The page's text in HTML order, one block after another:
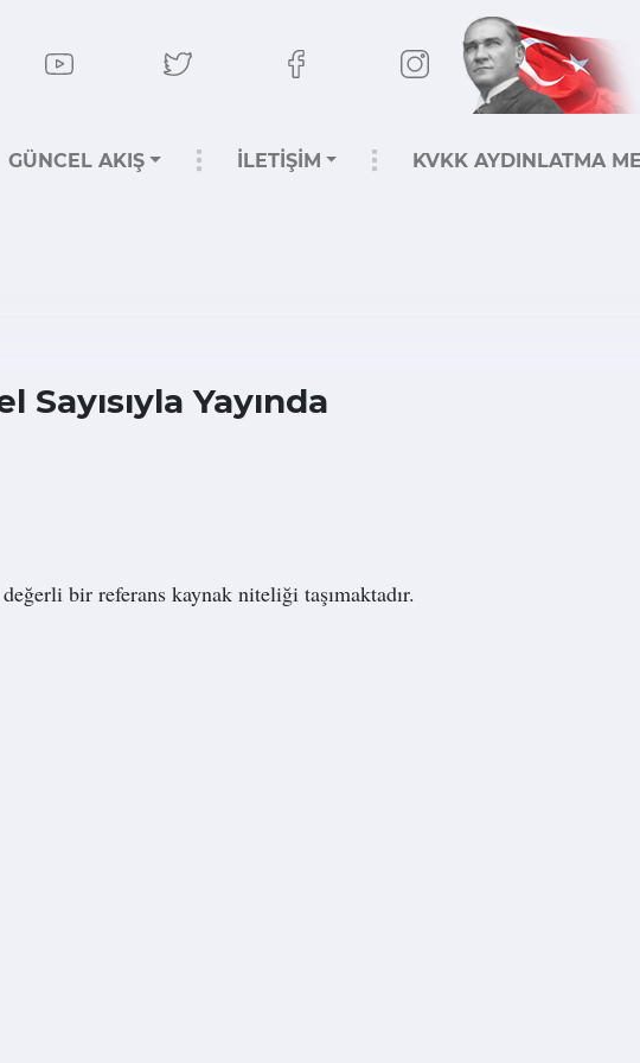
GÜNCEL AKIŞ İLETİŞİM KVKK AYDINLATMA
Yayında
bir referans kaynak niteliği taşımaktadır.